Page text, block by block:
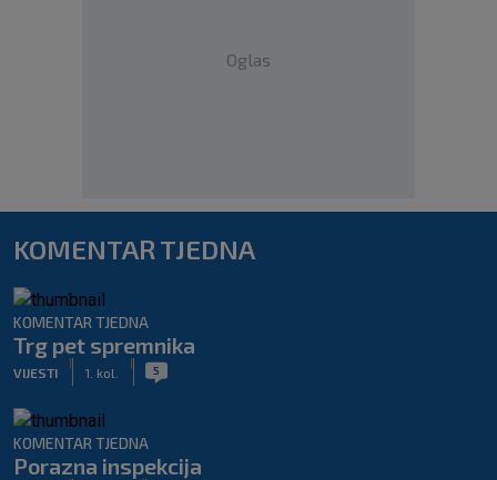
Oglas
KOMENTAR TJEDNA
KOMENTAR TJEDNA
Trg pet spremnika
VIJESTI 1. kol. 5
KOMENTAR TJEDNA
Porazna inspekcija